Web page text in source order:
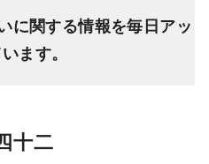
に関する情報を毎日アッ
ます。
十二